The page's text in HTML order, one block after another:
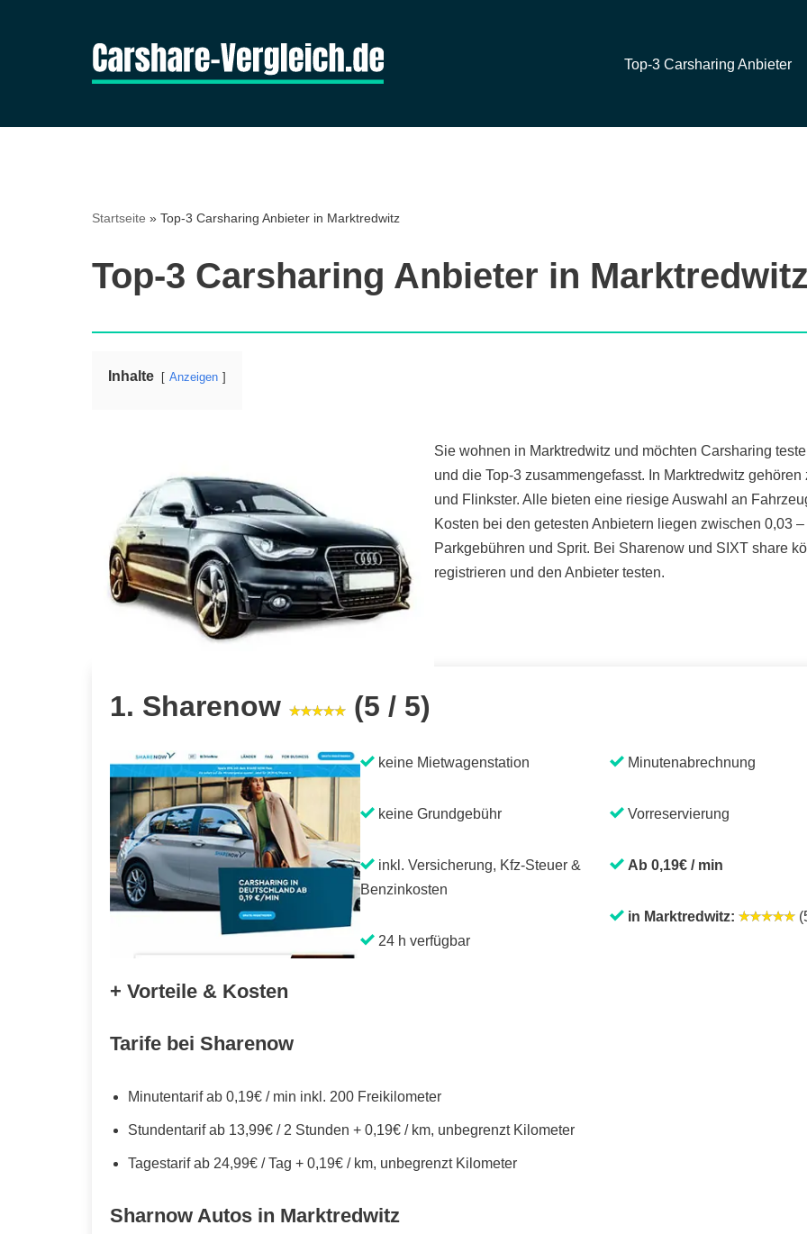
Top-3 Carsharing Anbieter
Startseite » Top-3 Carsharing Anbieter in Marktredwitz
Top-3 Carsharing Anbieter in
Inhalte Anzeigen
Sie wohnen in Marktredwitz und möchten Carsharing
und die Top-3 zusammengefasst. In Marktredwitz
und Flinkster. Alle bieten eine riesige Auswahl an
Kosten bei den getesten Anbietern liegen zwischen 0,03
Parkgebühren und Sprit. Bei Sharenow und SIXT share
registrieren und den Anbieter testen.
1. Sharenow (5 / 5)
keine Mietwagenstation
keine Grundgebühr
inkl. Versicherung, Kfz-Steuer &
Benzinkosten
24 h verfügbar
Minutenabrechnung
Vorreservierung
Ab 0,19€ / min
in Marktredwitz:
+ Vorteile & Kosten
Tarife bei Sharenow
Minutentarif ab 0,19€ / min inkl. 200 Freikilometer
Stundentarif ab 13,99€ / 2 Stunden + 0,19€ / km, unbegrenzt Kilometer
Tagestarif ab 24,99€ / Tag + 0,19€ / km, unbegrenzt Kilometer
Sharnow Autos in Marktredwitz